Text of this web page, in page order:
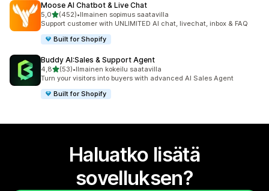
Moose AI Chatbot & Live Chat
5,0/ 5 tähteä
(452)
452 arvostelua yhteensä
•Ilmainen sopimus saatavilla
Support customer with UNLIMITED AI chat, livechat, inbox & FAQ
Built for Shopify
Buddy AI:Sales & Support Agent
4,8/ 5 tähteä
(53)
53 arvostelua yhteensä
•Ilmainen kokeilu saatavilla
Turn your visitors into buyers with advanced AI Sales Agent
Built for Shopify
Haluatko lisätä
sovelluksen?